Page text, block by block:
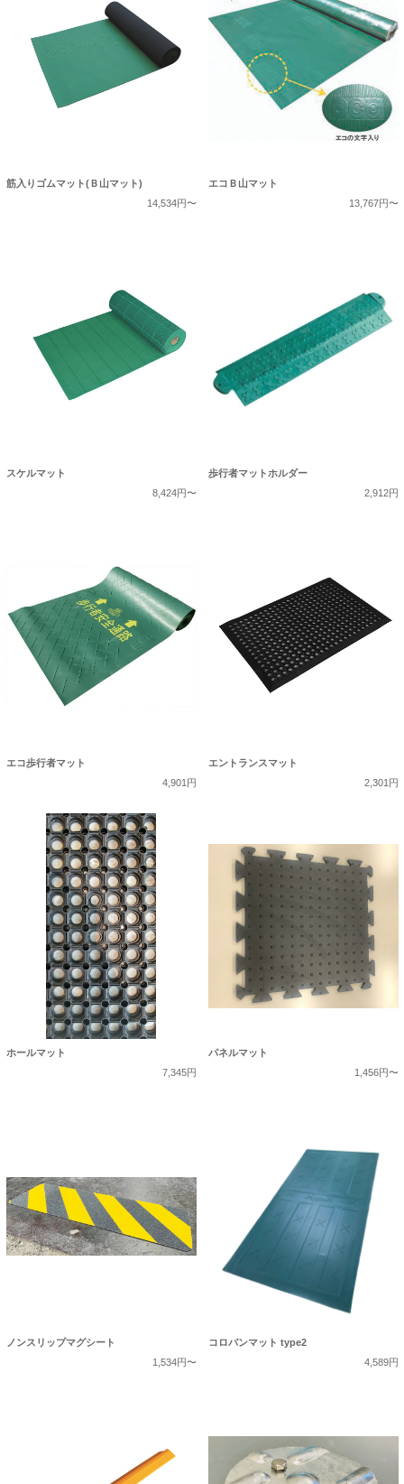
筋入りゴムマット(Ｂ山マット)
14,534円〜
エコＢ山マット
13,767円〜
スケルマット
8,424円〜
歩行者マットホルダー
2,912円
エコ歩行者マット
4,901円
エントランスマット
2,301円
ホールマット
7,345円
パネルマット
1,456円〜
ノンスリップマグシート
1,534円〜
コロバンマット type2
4,589円